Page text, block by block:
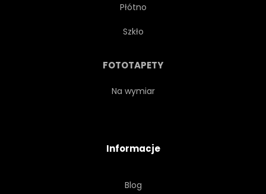
Płótno
Szkło
FOTOTAPETY
Na wymiar
Informacje
Blog